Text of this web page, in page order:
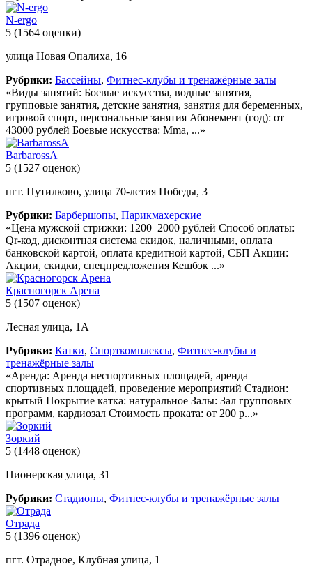
N-ergo
5 (1564 оценки)
улица Новая Опалиха, 16
Рубрики: Бассейны, Фитнес-клубы и тренажёрные залы
«Виды занятий: Боевые искусства, водные занятия,
групповые занятия, детские занятия, занятия для беременных,
игровой спорт, персональные занятия Абонемент (год): от
43000 рублей Боевые искусства: Mma, ...»
BarbarossA
5 (1527 оценок)
пгт. Путилково, улица 70-летия Победы, 3
Рубрики: Барбершопы, Парикмахерские
«Цена мужской стрижки: 1200–2000 рублей Способ оплаты:
Qr-код, дисконтная система скидок, наличными, оплата
банковской картой, оплата кредитной картой, СБП Акции:
Акции, скидки, спецпредложения Кешбэк ...»
Красногорск Арена
5 (1507 оценок)
Лесная улица, 1А
Рубрики: Катки, Спорткомплексы, Фитнес-клубы и
тренажёрные залы
«Аренда: Аренда неспортивных площадей, аренда
спортивных площадей, проведение мероприятий Стадион:
крытый Покрытие катка: натуральное Залы: Зал групповых
программ, кардиозал Стоимость проката: от 200 р...»
Зоркий
5 (1448 оценок)
Пионерская улица, 31
Рубрики: Стадионы, Фитнес-клубы и тренажёрные залы
Отрада
5 (1396 оценок)
пгт. Отрадное, Клубная улица, 1